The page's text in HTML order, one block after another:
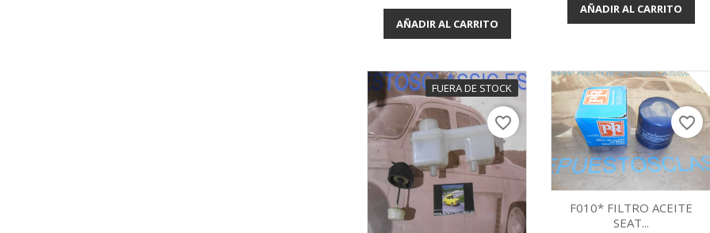
AÑADIR AL CARRITO
AÑADIR AL CARRITO
FUERA DE STOCK
favorite_border
F010* FILTRO ACEITE
SEAT...
favorite_border